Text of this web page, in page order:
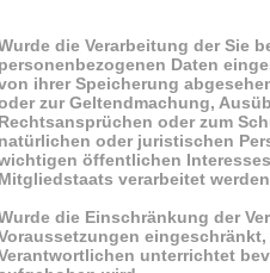
die Verarbeitung der Sie
Daten
ihrer Speicherung
zur Geltendmachung,
oder zum
oder juristischen
öffentlichen
verarbeitet
die Einschränkung der
unterrichtet